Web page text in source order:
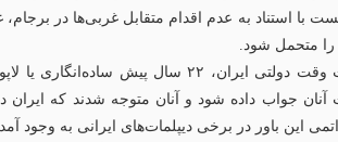
با استناد به عدم اقدام متقابل غربی‌ها در
را متحمل شود.
مقامات وقت دولتی ایران، ۲۲ سال
آنان جواب داده شود و آنان متوجه شدند که
این باور در برخی دیپلمات‌های ایرانی به وجود